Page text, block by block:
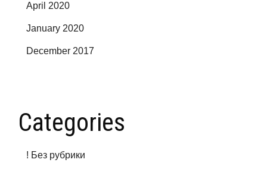
April 2020
January 2020
December 2017
Categories
! Без рубрики